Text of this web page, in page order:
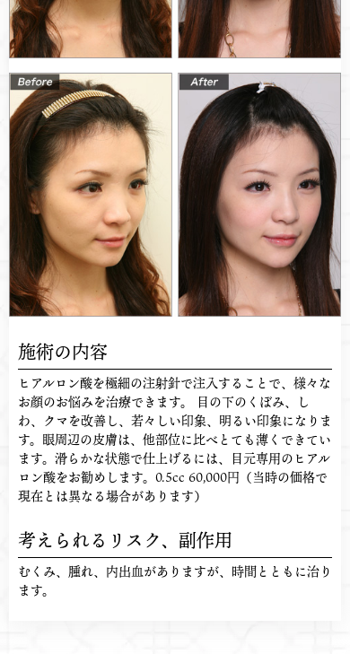
施術の内容
ヒアルロン酸を極細の注射針で注入することで、様々な
お顔のお悩みを治療できます。 目の下のくぼみ、し
わ、クマを改善し、若々しい印象、明るい印象になりま
す。眼周辺の皮膚は、他部位に比べとても薄くできてい
ます。滑らかな状態で仕上げるには、目元専用のヒアル
ロン酸をお勧めします。0.5cc 60,000円（当時の価格で
現在とは異なる場合があります）
考えられるリスク、 副作用
むくみ、腫れ、内出血がありますが、時間とともに治り
ます。